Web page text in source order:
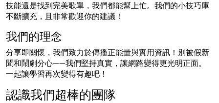
技能還是找到完美歌單，我們都能幫上忙。我們的小技巧庫
不斷擴充，且非常歡迎你的建議！
我們的理念
分享即關懷，我們致力於傳播正能量與實用資訊！別被假新
聞和鬧劇分心——我們堅持真實，讓網路變得更光明正面。
一起讓學習再次變得有趣吧！
認識我們超棒的團隊